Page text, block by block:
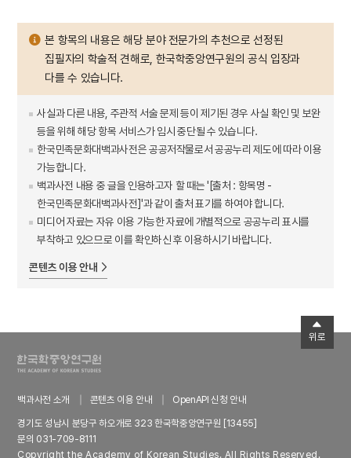
본 항목의 내용은 해당 분야 전문가의 추천으로 선정된
집필자의 학술적 견해로, 한국학중앙연구원의 공식 입장과
다를 수 있습니다.
사실과 다른 내용, 주관적 서술 문제 등이 제기된 경우 사실 확인 및 보완
등을 위해 해당 항목 서비스가 임시 중단될 수 있습니다.
한국민족문화대백과사전은 공공저작물로서 공공누리 제도에 따라 이용
가능합니다.
백과사전 내용 중 글을 인용하고자 할 때는 '[출처 : 항목명 -
한국민족문화대백과사전]'과 같이 출처 표기를 하여야 합니다.
미디어 자료는 자유 이용 가능한 자료에 개별적으로 공공누리 표시를
부착하고 있으므로 이를 확인하신 후 이용하시기 바랍니다.
콘텐츠 이용 안내
백과사전 소개 콘텐츠 이용 안내
OpenAPI 신청 안내
경기도 성남시 분당구 하오개로 323 한국학중앙연구원 [13455]
문의 031-709-8111
Copyright the Academy of Korean Studies. All Rights Reserved.
위로